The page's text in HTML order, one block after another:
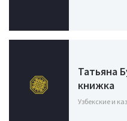
Татьяна
книжка
Узбекские и